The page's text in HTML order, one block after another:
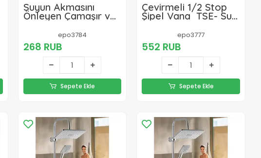
Suyun Akmasını
Önleyen Çamaşır ve
Bulaşık Makinesi
Musluğuepo3784
268 RUB
Sepete Ekle
Çevirmeli 1/2 Stop
Şipel Vana TSE- Su
Akışını Kolayca
Kontrol Edin
epo3777
552 RUB
Sepete Ekle